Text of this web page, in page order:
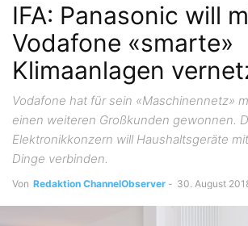
IFA: Panasonic will
Vodafone «smarte»
Klimaanlagen
Vodafone hat für sein «Maschinennetz»
einen weiteren Großkunden gewonnen.
Elektronikkonzern will Haushaltsgeräte
Dinge verbinden.
Von Redaktion ChannelObserver - 30. August